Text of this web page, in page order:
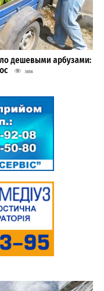
дешевыми арбузами:
3656